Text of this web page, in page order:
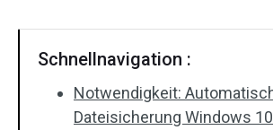
Schnellnavigation :
Notwendigkeit:
Dateisicherung Windows 10